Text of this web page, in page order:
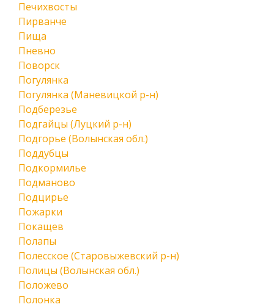
Печихвосты
Пирванче
Пища
Пневно
Поворск
Погулянка
Погулянка (Маневицкой р-н)
Подберезье
Подгайцы (Луцкий р-н)
Подгорье (Волынская обл.)
Поддубцы
Подкормилье
Подманово
Подцирье
Пожарки
Покащев
Полапы
Полесское (Старовыжевский р-н)
Полицы (Волынская обл.)
Положево
Полонка